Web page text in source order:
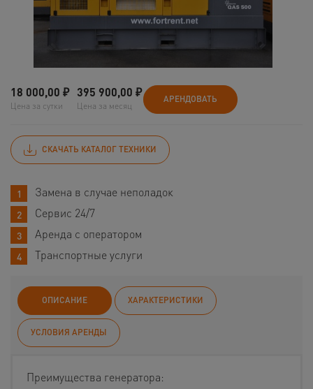
18 000,00 ₽
Цена за сутки
395 900,00 ₽
Цена за месяц
АРЕНДОВАТЬ
СКАЧАТЬ КАТАЛОГ ТЕХНИКИ
Замена в случае неполадок
Сервис 24/7
Аренда с оператором
Транспортные услуги
ОПИСАНИЕ ХАРАКТЕРИСТИКИ
УСЛОВИЯ АРЕНДЫ
Преимущества генератора: